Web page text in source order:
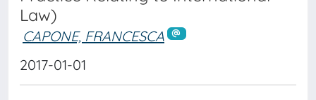
Law)
CAPONE, FRANCESCA
2017-01-01